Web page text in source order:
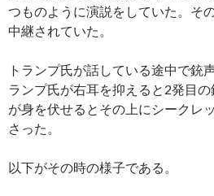
つものように演説をしていた。そ
中継されていた。
トランプ氏が話している途中で銃
ランプ氏が右耳を抑えると2発目
が身を伏せるとその上にシークレ
さった。
以下がその時の様子である。